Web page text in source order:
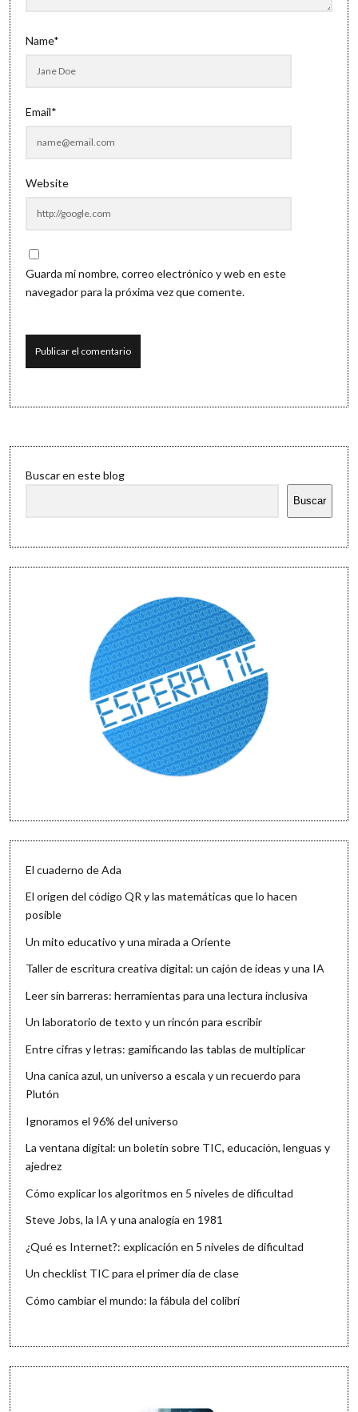
Name*
Email*
Website
Guarda mi nombre, correo electrónico y web en este
navegador para la próxima vez que comente.
Sidebar
Buscar en este blog
Buscar
El cuaderno de Ada
El origen del código QR y las matemáticas que lo hacen
posible
Un mito educativo y una mirada a Oriente
Taller de escritura creativa digital: un cajón de ideas y una IA
Leer sin barreras: herramientas para una lectura inclusiva
Un laboratorio de texto y un rincón para escribir
Entre cifras y letras: gamificando las tablas de multiplicar
Una canica azul, un universo a escala y un recuerdo para
Plutón
Ignoramos el 96% del universo
La ventana digital: un boletín sobre TIC, educación, lenguas y
ajedrez
Cómo explicar los algoritmos en 5 niveles de dificultad
Steve Jobs, la IA y una analogía en 1981
¿Qué es Internet?: explicación en 5 niveles de dificultad
Un checklist TIC para el primer día de clase
Cómo cambiar el mundo: la fábula del colibrí